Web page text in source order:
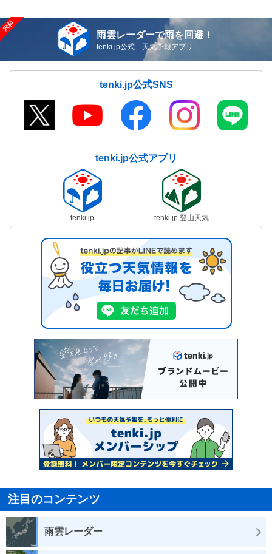
雨雲レーダーで雨を回避！
tenki.jp公式 天気予報アプリ
tenki.jp公式SNS
tenki.jp公式アプリ
tenki.jp tenki.jp 登山天気
注目のコンテンツ
雨雲レーダー